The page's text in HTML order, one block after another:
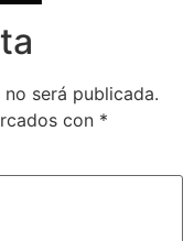
será publicada.
con *